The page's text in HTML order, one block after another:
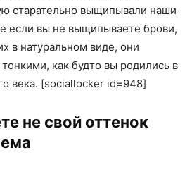
старательно выщипывали наши
если вы не выщипываете брови,
в натуральном виде, они
как будто вы родились в
века. [sociallocker id=948]
не свой оттенок